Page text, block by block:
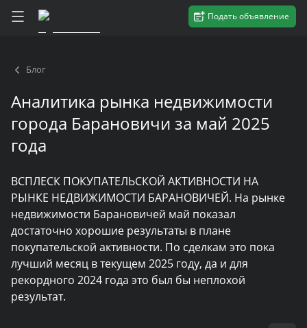
Подать объявление
Блог
Аналитика рынка недвижимости
города Барановичи за май 2025
года
ВСПЛЕСК ПОКУПАТЕЛЬСКОЙ АКТИВНОСТИ НА
РЫНКЕ НЕДВИЖИМОСТИ БАРАНОВИЧЕЙ. На рынке
недвижимости Барановичей май показал
достаточно хорошие результаты в плане
покупательской активности. По сделкам это пока
лучший месяц в текущем 2025 году, да и для
рекордного 2024 года это был бы неплохой
результат.